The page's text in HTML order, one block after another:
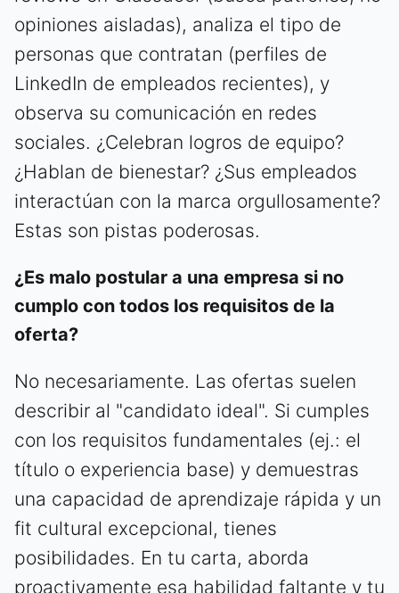
opiniones aisladas), analiza el tipo de
personas que contratan (perfiles de
LinkedIn de empleados recientes), y
observa su comunicación en redes
sociales. ¿Celebran logros de equipo?
¿Hablan de bienestar? ¿Sus empleados
interactúan con la marca orgullosamente?
Estas son pistas poderosas.
¿Es malo postular a una empresa si no
cumplo con todos los requisitos de la
oferta?
No necesariamente. Las ofertas suelen
describir al "candidato ideal". Si cumples
con los requisitos fundamentales (ej.: el
título o experiencia base) y demuestras
una capacidad de aprendizaje rápida y un
fit cultural excepcional, tienes
posibilidades. En tu carta, aborda
proactivamente esa habilidad faltante y tu